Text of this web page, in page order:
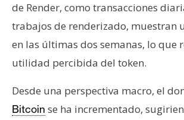
de Render, como transacciones
trabajos de renderizado, muestran
en las últimas dos semanas, lo que
utilidad percibida del token.
Desde una perspectiva macro, el
Bitcoin se ha incrementado,